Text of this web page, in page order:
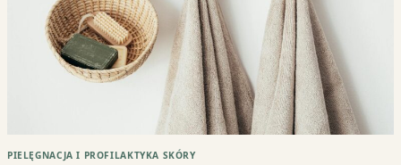
PIELĘGNACJA I PROFILAKTYKA SKÓRY